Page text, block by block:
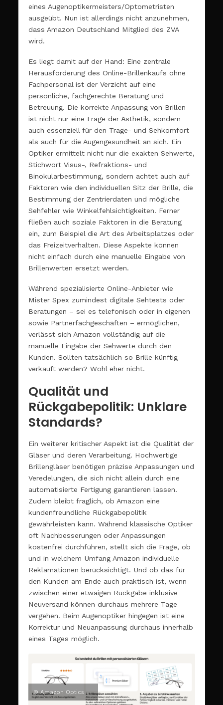
eines Augenoptikermeisters/Optometristen
ausgeübt. Nun ist allerdings nicht anzunehmen,
dass Amazon Deutschland Mitglied des ZVA
wird.
Es liegt damit auf der Hand: Eine zentrale
Herausforderung des Online-Brillenkaufs ohne
Fachpersonal ist der Verzicht auf eine
persönliche, fachgerechte Beratung und
Betreuung. Die korrekte Anpassung von Brillen
ist nicht nur eine Frage der Ästhetik, sondern
auch essenziell für den Trage- und Sehkomfort
als auch für die Augengesundheit an sich. Ein
Optiker ermittelt nicht nur die exakten Sehwerte,
Stichwort Visus-, Refraktions- und
Binokularbestimmung, sondern achtet auch auf
Faktoren wie den individuellen Sitz der Brille, die
Bestimmung der Zentrierdaten und mögliche
Sehfehler wie Winkelfehlsichtigkeiten. Ferner
fließen auch soziale Faktoren in die Beratung
ein, zum Beispiel die Art des Arbeitsplatzes oder
das Freizeitverhalten. Diese Aspekte können
nicht einfach durch eine manuelle Eingabe von
Brillenwerten ersetzt werden.
Während spezialisierte Online-Anbieter wie
Mister Spex zumindest digitale Sehtests oder
Beratungen – sei es telefonisch oder in eigenen
sowie Partnerfachgeschäften – ermöglichen,
verlässt sich Amazon vollständig auf die
manuelle Eingabe der Sehwerte durch den
Kunden. Sollten tatsächlich so Brille künftig
verkauft werden? Wohl eher nicht.
Qualität und
Rückgabepolitik: Unklare
Standards?
Ein weiterer kritischer Aspekt ist die Qualität der
Gläser und deren Verarbeitung. Hochwertige
Brillengläser benötigen präzise Anpassungen und
Veredelungen, die sich nicht allein durch eine
automatisierte Fertigung garantieren lassen.
Zudem bleibt fraglich, ob Amazon eine
kundenfreundliche Rückgabepolitik
gewährleisten kann. Während klassische Optiker
oft Nachbesserungen oder Anpassungen
kostenfrei durchführen, stellt sich die Frage, ob
und in welchem Umfang Amazon individuelle
Reklamationen berücksichtigt. Und ob das für
den Kunden am Ende auch praktisch ist, wenn
zwischen einer etwaigen Rückgabe inklusive
Neuversand können durchaus mehrere Tage
vergehen. Beim Augenoptiker hingegen ist eine
Korrektur und Neuanpassung durchaus innerhalb
eines Tages möglich.
© Amazon Optics